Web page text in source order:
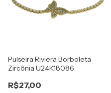
Pulseira Riviera Borboleta
Zircônia U24K18086
R$27,00